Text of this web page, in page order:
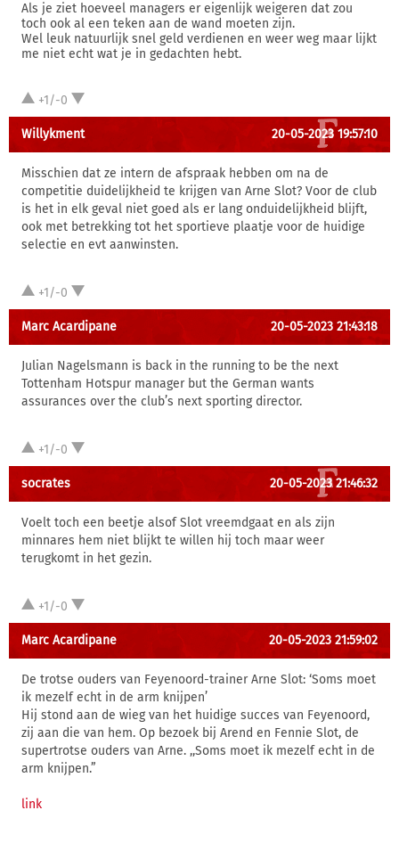
Als je ziet hoeveel managers er eigenlijk weigeren dat zou
toch ook al een teken aan de wand moeten zijn.
Wel leuk natuurlijk snel geld verdienen en weer weg maar lijkt
me niet echt wat je in gedachten hebt.
+1/-0
Willykment 20-05-2023 19:57:10
Misschien dat ze intern de afspraak hebben om na de
competitie duidelijkheid te krijgen van Arne Slot? Voor de club
is het in elk geval niet goed als er lang onduidelijkheid blijft,
ook met betrekking tot het sportieve plaatje voor de huidige
selectie en evt aanwinsten.
+1/-0
Marc Acardipane 20-05-2023 21:43:18
Julian Nagelsmann is back in the running to be the next
Tottenham Hotspur manager but the German wants
assurances over the club’s next sporting director.
+1/-0
socrates 20-05-2023 21:46:32
Voelt toch een beetje alsof Slot vreemdgaat en als zijn
minnares hem niet blijkt te willen hij toch maar weer
terugkomt in het gezin.
+1/-0
Marc Acardipane 20-05-2023 21:59:02
De trotse ouders van Feyenoord-trainer Arne Slot: ‘Soms moet
ik mezelf echt in de arm knijpen’
Hij stond aan de wieg van het huidige succes van Feyenoord,
zij aan die van hem. Op bezoek bij Arend en Fennie Slot, de
supertrotse ouders van Arne. ,,Soms moet ik mezelf echt in de
arm knijpen.”
link